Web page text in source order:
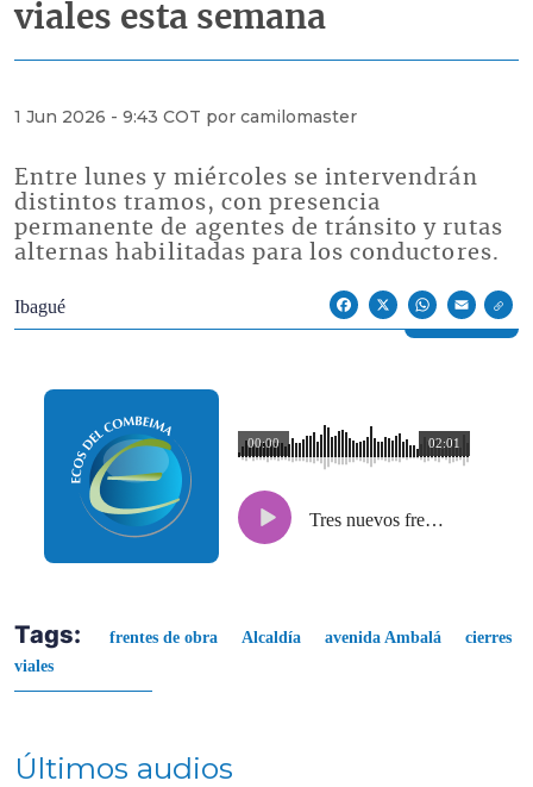
viales esta semana
1 Jun 2026 - 9:43 COT por camilomaster
Entre lunes y miércoles se intervendrán
distintos tramos, con presencia
permanente de agentes de tránsito y rutas
alternas habilitadas para los conductores.
Econoticias y Eventos
Ibagué
FacebookX WhatsAppEmail
02:01
00:00
Tres nuevos frentes de obra de la Alcaldía en la avenida Ambalá generarán cierres viales esta semana
Tags: frentes de obra Alcaldía avenida Ambalá
cierres
viales
Últimos audios